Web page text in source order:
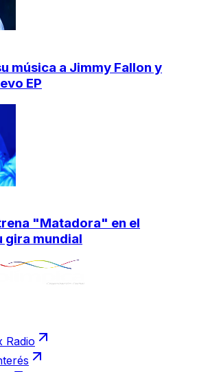
música a Jimmy Fallon y
EP
"Matadora" en el
gira mundial
Radio